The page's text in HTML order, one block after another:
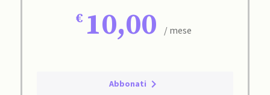
10,00 / mese
Abbonati